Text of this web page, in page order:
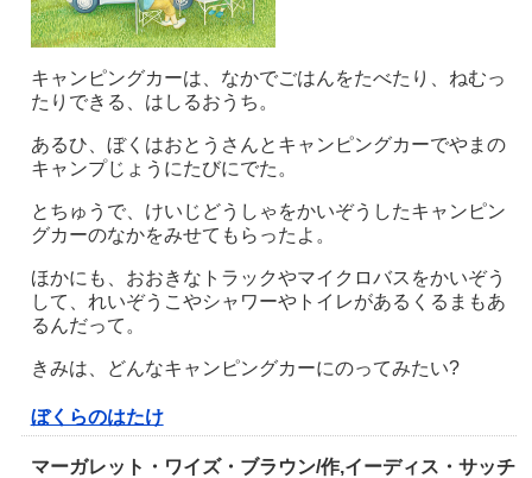
キャンピングカーは、なかでごはんをたべたり、ねむっ
たりできる、はしるおうち。
あるひ、ぼくはおとうさんとキャンピングカーでやまの
キャンプじょうにたびにでた。
とちゅうで、けいじどうしゃをかいぞうしたキャンピン
グカーのなかをみせてもらったよ。
ほかにも、おおきなトラックやマイクロバスをかいぞう
して、れいぞうこやシャワーやトイレがあるくるまもあ
るんだって。
きみは、どんなキャンピングカーにのってみたい?
ぼくらのはたけ
マーガレット・ワイズ・ブラウン/作,イーディス・サッチ